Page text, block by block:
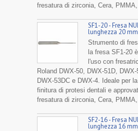
fresatura di zirconia, Cera,
SF1-20 - Fresa
lunghezza 20 mm
Strumento di
la fresa SF1-20
l'uso con
Roland DWX-50, DWX-51D,
DWX-53DC e DWX-4. Ideale per
finitura di protesi dentali e
fresatura di zirconia, Cera,
SF2-16 - Fresa
lunghezza 16 mm